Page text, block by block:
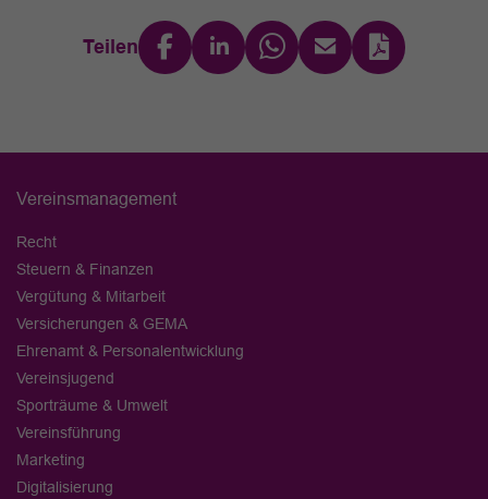
Teilen
Vereinsmanagement
Recht
Steuern & Finanzen
Vergütung & Mitarbeit
Versicherungen & GEMA
Ehrenamt & Personalentwicklung
Vereinsjugend
Sporträume & Umwelt
Vereinsführung
Marketing
Digitalisierung